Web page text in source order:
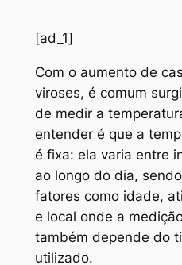
[ad_1]
Com o aumento de
viroses, é comum
de medir a
entender é que a
é fixa: ela varia entre
ao longo do dia,
fatores como idade,
e local onde a
também depende do
utilizado.